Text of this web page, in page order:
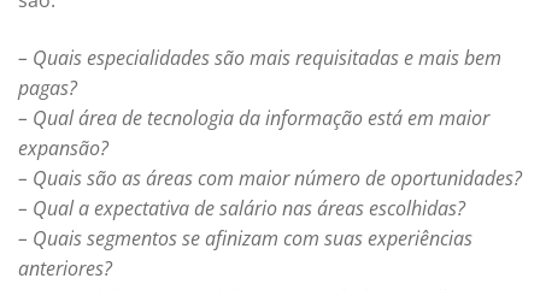
– Quais especialidades são mais requisitadas e mais bem
pagas?
– Qual área de tecnologia da informação está em maior
expansão?
– Quais são as áreas com maior número de oportunidades?
– Qual a expectativa de salário nas áreas escolhidas?
– Quais segmentos se afinizam com suas experiências
anteriores?